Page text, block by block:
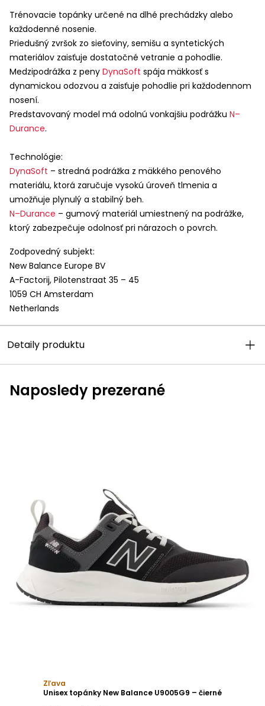
Trénovacie topánky určené na dlhé prechádzky alebo
každodenné nosenie.
Priedušný zvršok zo sieťoviny, semišu a syntetických
materiálov zaisťuje dostatočné vetranie a pohodlie.
Medzipodrážka z peny DynaSoft spája mäkkosť s
dynamickou odozvou a zaisťuje pohodlie pri každodennom
nosení.
Predstavovaný model má odolnú vonkajšiu podrážku N–
Durance.
Technológie:
DynaSoft – stredná podrážka z mäkkého penového
materiálu, ktorá zaručuje vysokú úroveň tlmenia a
umožňuje plynulý a stabilný beh.
N–Durance – gumový materiál umiestnený na podrážke,
ktorý zabezpečuje odolnosť pri nárazoch o povrch.
Zodpovedný subjekt:
New Balance Europe BV
A-Factorij, Pilotenstraat 35 – 45
1059 CH Amsterdam
Netherlands
Detaily produktu
Naposledy prezerané
Zľava
Unisex topánky New Balance U9005G9 – čierné